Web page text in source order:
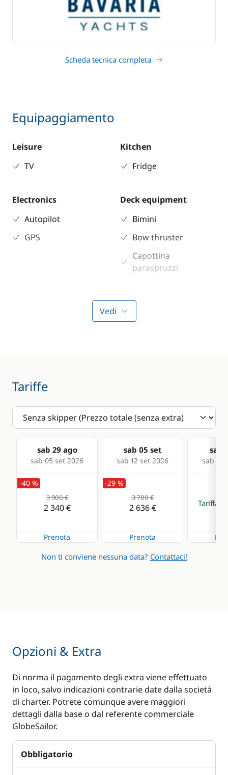
Scheda tecnica completa
Equipaggiamento
Leisure
TV
Kitchen
Fridge
Electronics
Autopilot
GPS
Deck equipment
Bimini
Bow thruster
Capottina
paraspruzzi
Vedi
Tariffe
sab 29 ago
sab 05 set 2026
sab 05 set
sab 12 set 2026
sab
sab 19
-40 %
3 900 €
2 340 €
Prenota
-29 %
3 700 €
2 636 €
Prenota
Tariffa
Non ti conviene nessuna data? Contattaci!
Opzioni & Extra
Di norma il pagamento degli extra viene effettuato
in loco, salvo indicazioni contrarie date dalla società
di charter. Potrete comunque avere maggiori
dettagli dalla base o dal referente commerciale
GlobeSailor.
Obbligatorio